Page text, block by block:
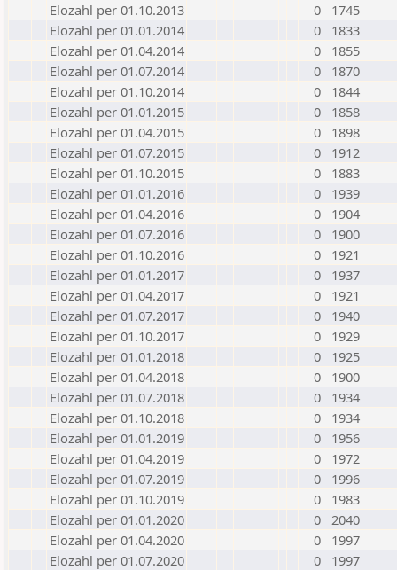
Elozahl per 01.10.2013
0
1745
Elozahl per 01.01.2014
0
1833
Elozahl per 01.04.2014
0
1855
Elozahl per 01.07.2014
0
1870
Elozahl per 01.10.2014
0
1844
Elozahl per 01.01.2015
0
1858
Elozahl per 01.04.2015
0
1898
Elozahl per 01.07.2015
0
1912
Elozahl per 01.10.2015
0
1883
Elozahl per 01.01.2016
0
1939
Elozahl per 01.04.2016
0
1904
Elozahl per 01.07.2016
0
1900
Elozahl per 01.10.2016
0
1921
Elozahl per 01.01.2017
0
1937
Elozahl per 01.04.2017
0
1921
Elozahl per 01.07.2017
0
1940
Elozahl per 01.10.2017
0
1929
Elozahl per 01.01.2018
0
1925
Elozahl per 01.04.2018
0
1900
Elozahl per 01.07.2018
0
1934
Elozahl per 01.10.2018
0
1934
Elozahl per 01.01.2019
0
1956
Elozahl per 01.04.2019
0
1972
Elozahl per 01.07.2019
0
1996
Elozahl per 01.10.2019
0
1983
Elozahl per 01.01.2020
0 2040
Elozahl per 01.04.2020
0
1997
Elozahl per 01.07.2020
0
1997